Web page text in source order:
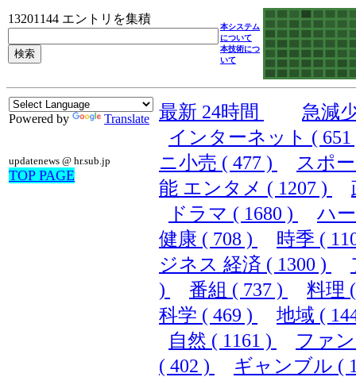
13201144 エントリを集積
本システム
について
本技術につ
いて
Powered by Translate
updatenews @ hr.sub.jp
TOP PAGE
最新 24時間
急減
インターネット (
ニ小売 ( 477 )
スポ
能 エンタメ ( 1207 )
ドラマ ( 1680 )
ハ
健康 ( 708 )
時季 (
ジネス 経済 ( 1300 )
)
番組 ( 737 )
料理
科学 ( 469 )
地域 (
自然 ( 1161 )
ファ
( 402 )
ギャンブル (